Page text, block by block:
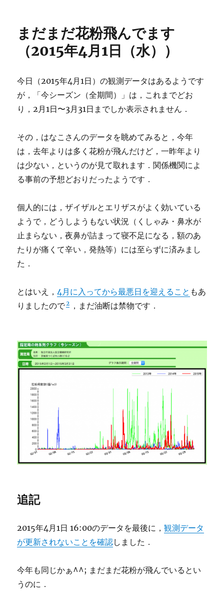
まだまだ花粉飛んでます
（2015年4月1日（水））
今日（2015年4月1日）の観測データはあるようです
が，「今シーズン（全期間）」は，これまでどお
り，2月1日〜3月31日までしか表示されません．
その，はなこさんのデータを眺めてみると，今年
は，去年よりは多く花粉が飛んだけど，一昨年より
は少ない，というのが見て取れます．関係機関によ
る事前の予想どおりだったようです．
個人的には，ザイザルとエリザスがよく効いている
ようで，どうしようもない状況（くしゃみ・鼻水が
止まらない，夜鼻が詰まって寝不足になる，額のあ
たりが痛くて辛い，発熱等）には至らずに済みまし
た．
とはいえ，4月に入ってから最悪日を迎えること もあ
りましたので2 ，まだ油断は禁物です．
追記
2015年4月1日 16:00のデータを最後に，観測データ
が更新されないことを確認しました．
今年も同じかぁ^^; まだまだ花粉が飛んでいるとい
うのに．